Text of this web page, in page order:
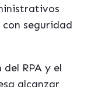
seguridad
RPA y el
alcanzar